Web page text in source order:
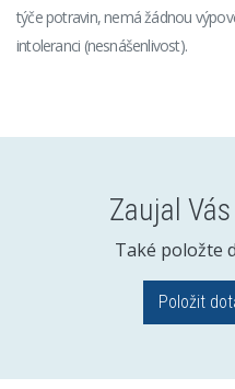
týče potravin, nemá žádnou
intoleranci (nesnášenlivost).
Zaujal
Také položte
Položit